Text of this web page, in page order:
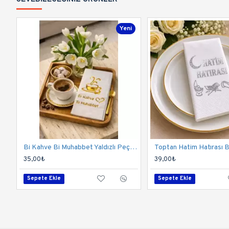
Yeni
Bi Kahve Bi Muhabbet Yaldızlı Peçete (12 Adet) - Toptan
35,00₺
Sepete Ekle
39,00₺
Sepete Ekle